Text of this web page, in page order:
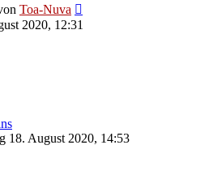
Toa-Nuva
2020, 12:31
18. August 2020, 14:53